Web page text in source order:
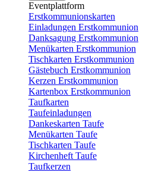
Eventplattform
Erstkommunionskarten
Einladungen Erstkommunion
Danksagung Erstkommunion
Menükarten Erstkommunion
Tischkarten Erstkommunion
Gästebuch Erstkommunion
Kerzen Erstkommunion
Kartenbox Erstkommunion
Taufkarten
Taufeinladungen
Dankeskarten Taufe
Menükarten Taufe
Tischkarten Taufe
Kirchenheft Taufe
Taufkerzen